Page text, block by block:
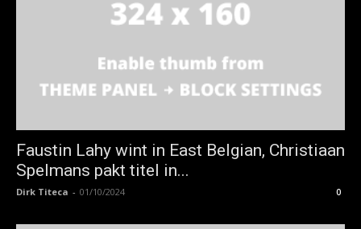
Faustin Lahy wint in East Belgian, Christiaan
Spelmans pakt titel in...
Dirk Titeca - 01/10/2024 0